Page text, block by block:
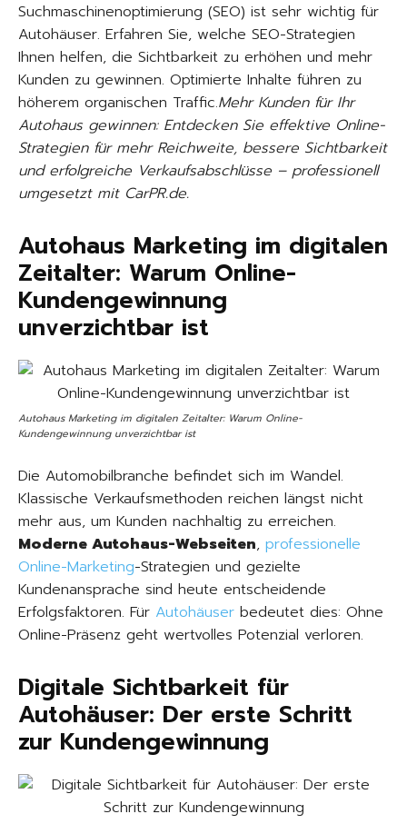
Suchmaschinenoptimierung (SEO) ist sehr wichtig für
Autohäuser. Erfahren Sie, welche SEO-Strategien
Ihnen helfen, die Sichtbarkeit zu erhöhen und mehr
Kunden zu gewinnen. Optimierte Inhalte führen zu
höherem organischen Traffic.Mehr Kunden für Ihr
Autohaus gewinnen: Entdecken Sie effektive Online-
Strategien für mehr Reichweite, bessere Sichtbarkeit
und erfolgreiche Verkaufsabschlüsse – professionell
umgesetzt mit CarPR.de.
Autohaus Marketing im digitalen
Zeitalter: Warum Online-
Kundengewinnung
unverzichtbar ist
Autohaus Marketing im digitalen Zeitalter: Warum Online-
Kundengewinnung unverzichtbar ist
Die Automobilbranche befindet sich im Wandel.
Klassische Verkaufsmethoden reichen längst nicht
mehr aus, um Kunden nachhaltig zu erreichen.
Moderne Autohaus-Webseiten, professionelle
Online-Marketing-Strategien und gezielte
Kundenansprache sind heute entscheidende
Erfolgsfaktoren. Für Autohäuser bedeutet dies: Ohne
Online-Präsenz geht wertvolles Potenzial verloren.
Digitale Sichtbarkeit für
Autohäuser: Der erste Schritt
zur Kundengewinnung